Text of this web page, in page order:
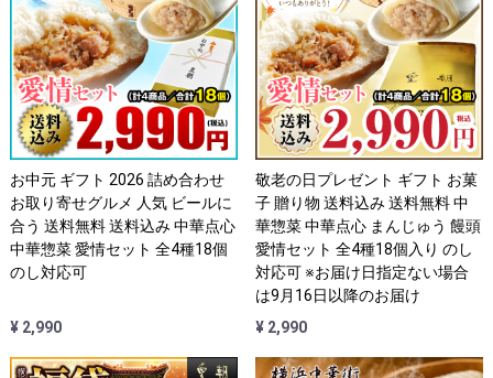
お中元 ギフト 2026 詰め合わせ
お取り寄せグルメ 人気 ビールに
合う 送料無料 送料込み 中華点心
中華惣菜 愛情セット 全4種18個
のし対応可
¥ 2,990
敬老の日プレゼント ギフト お菓
子 贈り物 送料込み 送料無料 中
華惣菜 中華点心 まんじゅう 饅頭
愛情セット 全4種18個入り のし
対応可 ※お届け日指定ない場合
は9月16日以降のお届け
¥ 2,990